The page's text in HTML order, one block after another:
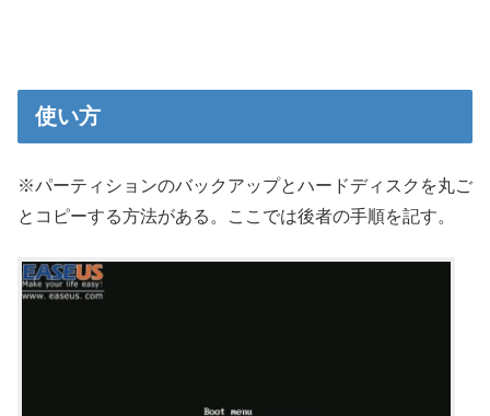
使い方
※パーティションのバックアップとハードディスクを丸ご
とコピーする方法がある。ここでは後者の手順を記す。